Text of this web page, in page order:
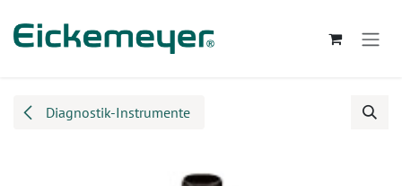
Diagnostik-Instrumente